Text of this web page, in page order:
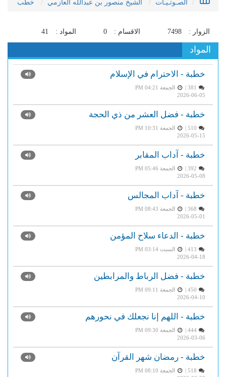
الصـوتـيـات الشيخ منصور بن عبدالله العازمي خطب
الزوار : 7498 الاقسام : 0 المواد : 41
المواد
خطبة - الاحترام في الإسلام
الجمعة PM 04:21
2026-06-05
خطبة - فضل العشر من ذي الحجة
الجمعة PM 10:31
2026-05-15
خطبة - آداب المقابر
الجمعة PM 05:46
2026-05-08
خطبة - آداب المجالس
الجمعة PM 08:43
2026-05-01
خطبة - الدعاء سلاح المؤمن
السبت PM 03:14
2026-04-18
خطبة - فضل الرباط والمرابطين
الجمعة PM 09:11
2026-04-10
خطبة - اللهم إنا نجعلك في نحورهم
444 |
الجمعة PM 09:30
2026-03-06
خطبة - رمضان شهر القرآن
الجمعة PM 08:10